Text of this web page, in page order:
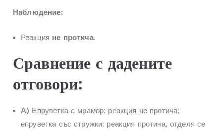
Наблюдение:
Реакция не протича.
Сравнение с дадените
отговори:
А) Епруветка с мрамор: реакция не протича;
епруветка със стружки: реакция протича, отделя се